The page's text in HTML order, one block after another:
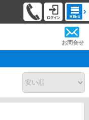
お問合せ